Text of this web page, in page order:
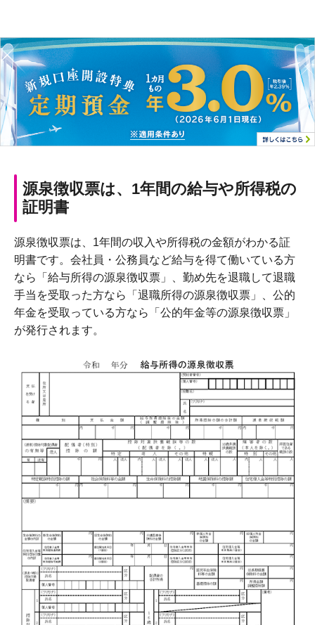
源泉徴収票は、1年間の給与や所得税の
証明書
源泉徴収票は、1年間の収入や所得税の金額がわかる証
明書です。会社員・公務員など給与を得て働いている方
なら「給与所得の源泉徴収票」、勤め先を退職して退職
手当を受取った方なら「退職所得の源泉徴収票」、公的
年金を受取っている方なら「公的年金等の源泉徴収票」
が発行されます。